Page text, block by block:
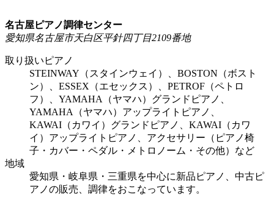
名古屋ピアノ調律センター
愛知県名古屋市天白区平針四丁目2109番地
取り扱いピアノ
STEINWAY（スタインウェイ）、BOSTON（ボスト
ン）、ESSEX（エセックス）、PETROF（ペトロ
フ）、YAMAHA（ヤマハ）グランドピアノ、
YAMAHA（ヤマハ）アップライトピアノ、
KAWAI（カワイ）グランドピアノ、KAWAI（カワ
イ）アップライトピアノ、アクセサリー（ピアノ椅
子・カバー・ペダル・メトロノーム・その他）など
地域
愛知県・岐阜県・三重県を中心に新品ピアノ、中古ピ
アノの販売、調律をおこなっています。